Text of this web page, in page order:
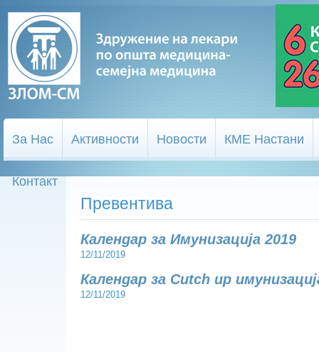
За Нас Активности Новости КМЕ Настани
Контакт
Превентива
Календар за Имунизација 2019
12/11/2019
Календар за Cutch up
12/11/2019